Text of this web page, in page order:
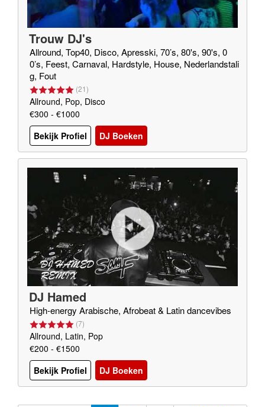
Trouw DJ's
Allround, Top40, Disco, Apresski, 70’s, 80's, 90's, 0
0’s, Feest, Carnaval, Hardstyle, House, Nederlandstali
g, Fout
(21)
Allround, Pop, Disco
€300 - €1000
Bekijk Profiel
DJ Boeken
DJ Hamed
High-energy Arabische, Afrobeat & Latin dancevibes
(7)
Allround, Latin, Pop
€200 - €1500
Bekijk Profiel
DJ Boeken